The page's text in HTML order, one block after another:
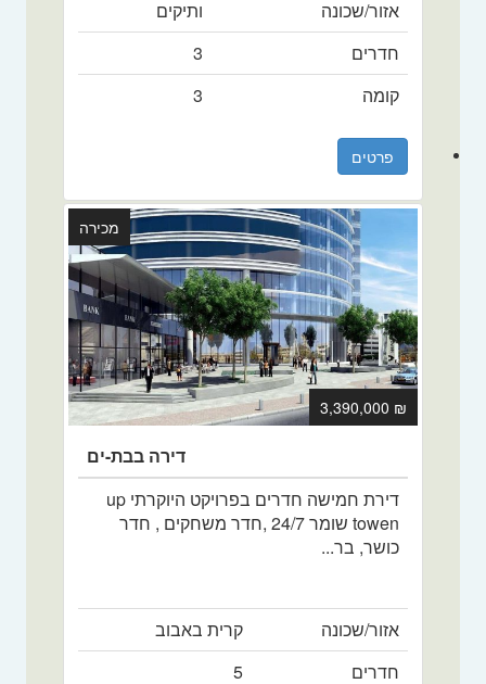
אזור/שכונה
ותיקים
חדרים
3
קומה
3
פרטים
₪ 3,390,000
מכירה
דירה בבת-ים
דירת חמישה חדרים בפרויקט היוקרתי up
towen שומר 24/7 ,חדר משחקים , חדר
כושר, בר...
אזור/שכונה
קרית באבוב
חדרים
5